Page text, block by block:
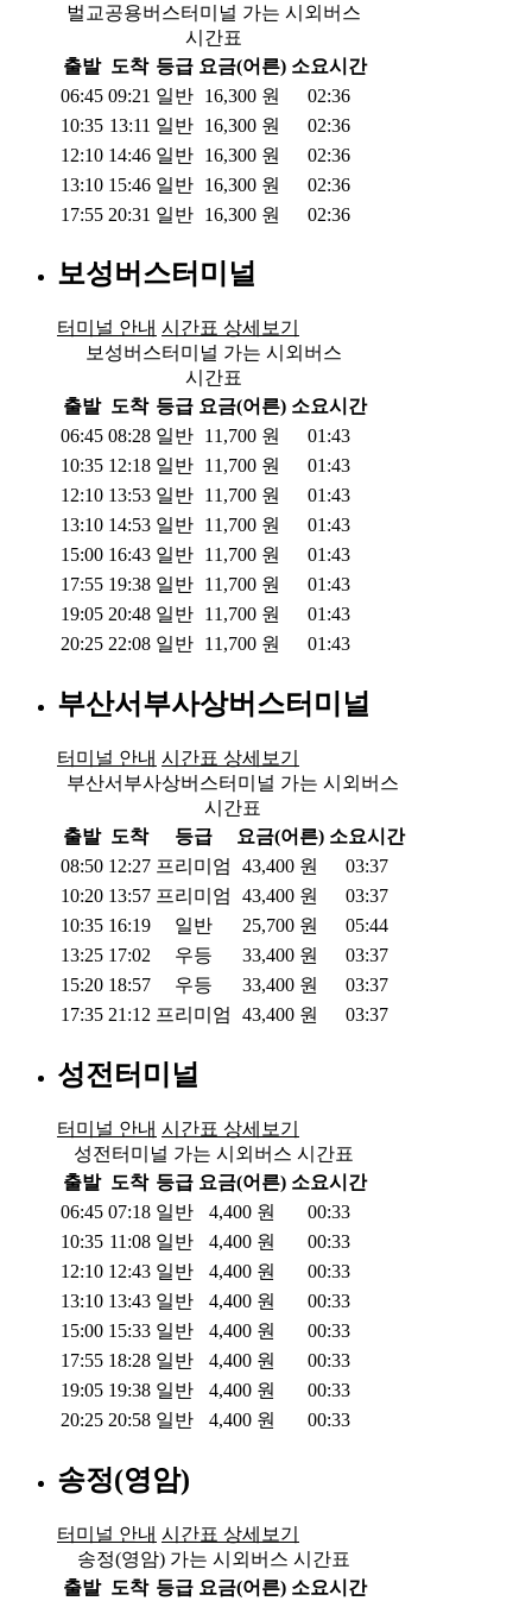
벌교공용버스터미널 가는 시외버스
시간표
출발 도착 등급 요금(어른) 소요시간
06:45 09:21 일반 16,300 원
02:36
10:35 13:11 일반 16,300 원
02:36
12:10 14:46 일반 16,300 원
02:36
13:10 15:46 일반 16,300 원
02:36
17:55 20:31 일반 16,300 원 02:36
보성버스터미널
터미널 안내 시간표 상세보기
보성버스터미널 가는 시외버스
시간표
출발 도착 등급 요금(어른) 소요시간
06:45 08:28 일반 11,700 원
01:43
10:35 12:18 일반 11,700 원
01:43
12:10 13:53 일반 11,700 원
01:43
13:10 14:53 일반 11,700 원
01:43
15:00 16:43 일반 11,700 원
01:43
17:55 19:38 일반 11,700 원
01:43
19:05 20:48 일반 11,700 원
01:43
20:25 22:08 일반 11,700 원 01:43
부산서부사상버스터미널
터미널 안내 시간표 상세보기
부산서부사상버스터미널 가는 시외버스
시간표
출발 도착 등급 요금(어른) 소요시간
08:50 12:27 프리미엄 43,400 원
03:37
10:20 13:57 프리미엄 43,400 원
03:37
10:35 16:19 일반 25,700 원
05:44
13:25 17:02 우등 33,400 원
03:37
15:20 18:57 우등 33,400 원
03:37
17:35 21:12 프리미엄 43,400 원 03:37
성전터미널
터미널 안내 시간표 상세보기
성전터미널 가는 시외버스 시간표
출발 도착 등급 요금(어른) 소요시간
06:45 07:18 일반 4,400 원
00:33
10:35 11:08 일반 4,400 원
00:33
12:10 12:43 일반 4,400 원
00:33
13:10 13:43 일반 4,400 원
00:33
15:00 15:33 일반 4,400 원
00:33
17:55 18:28 일반 4,400 원
00:33
19:05 19:38 일반 4,400 원
00:33
20:25 20:58 일반 4,400 원 00:33
송정(영암)
터미널 안내 시간표 상세보기
송정(영암) 가는 시외버스 시간표
출발 도착 등급 요금(어른) 소요시간